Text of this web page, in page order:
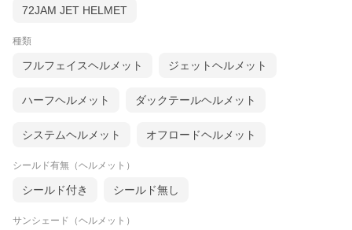
72JAM JET HELMET
種類
フルフェイスヘルメット ジェットヘルメット
ハーフヘルメット ダックテールヘルメット
システムヘルメット オフロードヘルメット
シールド有無（ヘルメット）
シールド付き シールド無し
サンシェード（ヘルメット）